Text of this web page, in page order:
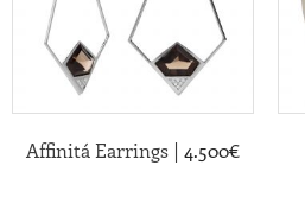
Affinitá Earrings | 4.500€